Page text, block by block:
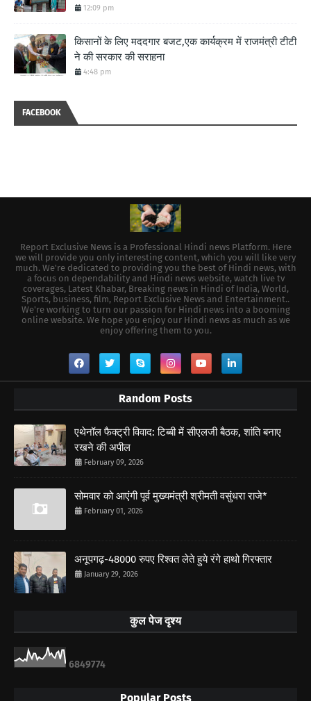
12:09 pm
किसानों के लिए मददगार बजट,एक कार्यक्रम में राजमंत्री टीटी
ने की सरकार की सराहना
4:48 pm
FACEBOOK
Report Exclusive News is a Professional Hindi news Platform. Here
we will provide you only interesting content, which you will like very
much. We're dedicated to providing you the best of Hindi news, with
a focus on dependability and Hindi news website, watch live tv
coverages, Latest Khabar, Breaking news in Hindi of India, World,
Sports, business, film, Report Exclusive News and Entertainment..
We're working to turn our passion for Hindi news into a booming
online website. We hope you enjoy our Hindi news as much as we
enjoy offering them to you.
Random Posts
एथेनॉल फैक्ट्री विवाद: टिब्बी में सीएलजी बैठक, शांति बनाए
रखने की अपील
February 09, 2026
सोमवार को आएंगी पूर्व मुख्यमंत्री श्रीमती वसुंधरा राजे*
February 01, 2026
अनूपगढ़-48000 रुपए रिश्वत लेते हुये रंगे हाथो गिरफ्तार
January 29, 2026
कुल पेज दृश्य
6849774
Popular Posts